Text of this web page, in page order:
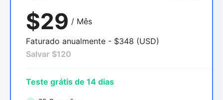
$29 / Mês
Faturado anualmente - $348 (USD)
Salvar $120
Teste grátis de 14 dias